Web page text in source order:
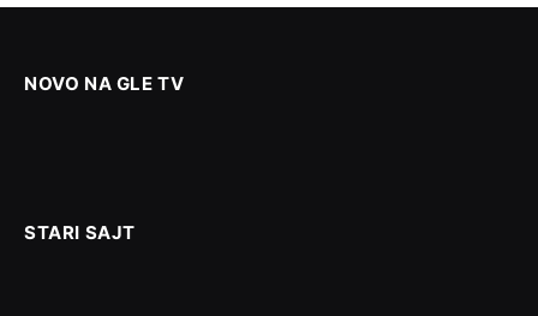
NOVO NA GLE TV
STARI SAJT